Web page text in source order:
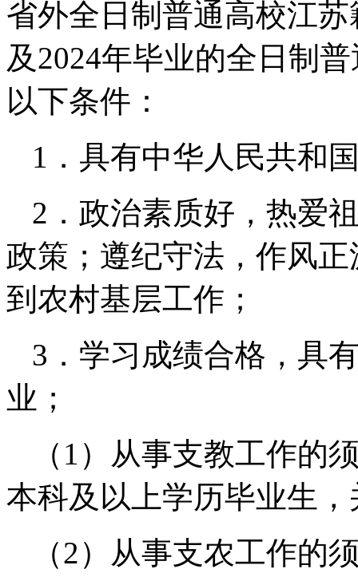
省外全日制普通高校江
及2024年毕业的全日制
以下条件：
1．具有中华人民共和
2．政治素质好，热爱
政策；遵纪守法，作风
到农村基层工作；
3．学习成绩合格，具
业；
（1）从事支教工作的
本科及以上学历毕业生
（2）从事支农工作的